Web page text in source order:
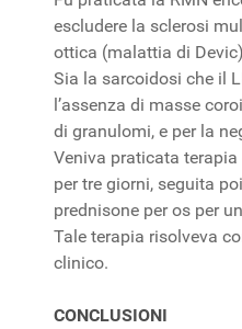
escludere la sclerosi
ottica (malattia di
Sia la sarcoidosi che il
l’assenza di masse
di granulomi, e per la
Veniva praticata
per tre giorni, seguita
prednisone per os per
Tale terapia risolveva
clinico.
CONCLUSIONI